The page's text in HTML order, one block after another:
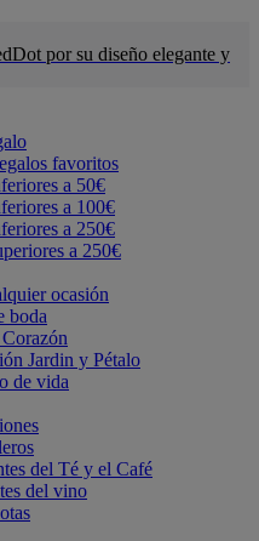
por su diseño elegante y
favoritos
a 50€
a 100€
a 250€
a 250€
ocasión
boda
Jardin y Pétalo
de vida
del Té y el Café
del vino